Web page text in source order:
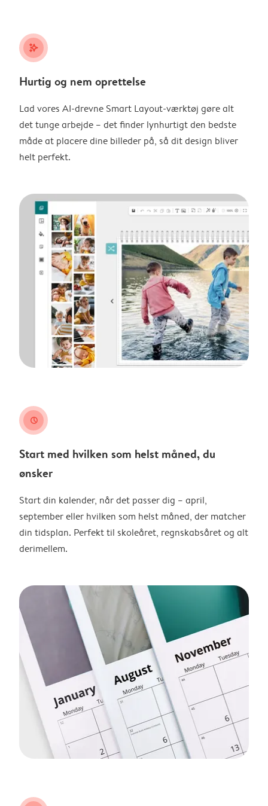
stars_plus
Hurtig og nem oprettelse
Lad vores AI-drevne Smart Layout-værktøj gøre alt
det tunge arbejde – det finder lynhurtigt den bedste
måde at placere dine billeder på, så dit design bliver
helt perfekt.
clock
Start med hvilken som helst måned, du
ønsker
Start din kalender, når det passer dig – april,
september eller hvilken som helst måned, der matcher
din tidsplan. Perfekt til skoleåret, regnskabsåret og alt
derimellem.